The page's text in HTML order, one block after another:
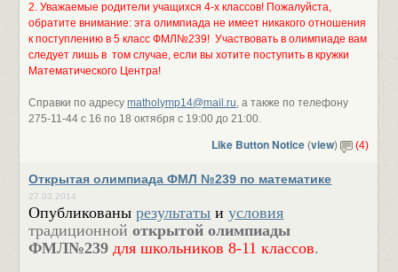
2. Уважаемые родители учащихся 4-х классов! Пожалуйста,
обратите внимание: эта олимпиада не имеет никакого отношения
к поступлению в 5 класс ФМЛ№239! Участвовать в олимпиаде вам
следует лишь в том случае, если вы хотите поступить в кружки
Математического Центра!
Справки по адресуmatholymp14@mail.ru, а также по телефону
275-11-44 с 16 по 18 октября с 19:00 до 21:00.
Like Button Notice (view) (4)
Открытая олимпиада ФМЛ №239 по математике
27.03.2014
Опубликованырезультаты иусловия
традиционнойоткрытой олимпиады
ФМЛ№239 для школьников 8-11 классов.